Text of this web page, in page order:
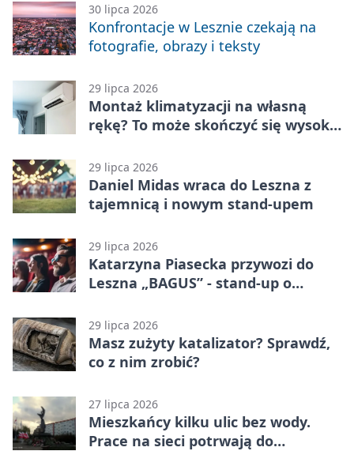
30 lipca 2026
Konfrontacje w Lesznie czekają na
fotografie, obrazy i teksty
29 lipca 2026
Montaż klimatyzacji na własną
rękę? To może skończyć się wysoką
29 lipca 2026
Daniel Midas wraca do Leszna z
tajemnicą i nowym stand-upem
29 lipca 2026
Katarzyna Piasecka przywozi do
Leszna „BAGUS” - stand-up o
29 lipca 2026
Masz zużyty katalizator? Sprawdź,
co z nim zrobić?
27 lipca 2026
Mieszkańcy kilku ulic bez wody.
Prace na sieci potrwają do